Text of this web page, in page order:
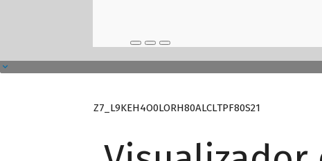
Z7_L9KEH4O0LORH80ALCLTPF80S21